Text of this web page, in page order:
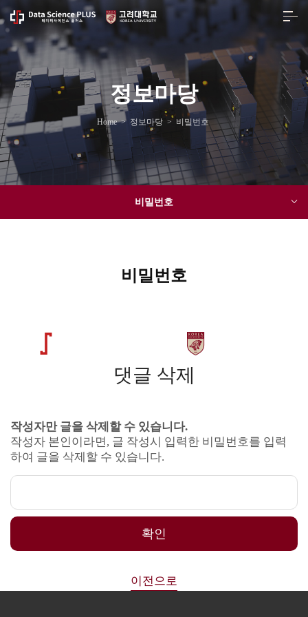
정보마당
Home> 정보마당 > 비밀번호
비밀번호
비밀번호
댓글 삭제
작성자만 글을 삭제할 수 있습니다.
작성자 본인이라면, 글 작성시 입력한 비밀번호를 입력
하여 글을 삭제할 수 있습니다.
확인
이전으로